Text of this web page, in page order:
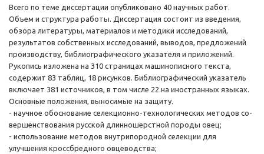
Всего по теме диссертации опубликовано 40 научных работ.
Объем и структура работы. Диссертация состоит из введения,
обзора литературы, материалов и методики исследований,
результатов собственных исследований, выводов, предложений
производству, библиографического указателя и приложений.
Рукопись изложена на 310 страницах машинописного текста,
содержит 83 таблиц, 18 рисунков. Библиографический указатель
включает 381 источников, в том числе 22 на иностранных языках.
Основные положения, выносимые на защиту.
- научное обоснование селекционно-технологических методов со-
вершенствования русской длинношерстной породы овец;
- использование методов внутрипородной селекции для
улучшения кроссбредного овцеводства;